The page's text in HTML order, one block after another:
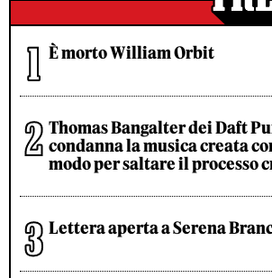
È morto William Orbit
Thomas Bangalter dei Daft
condanna la musica creata
modo per saltare il processo
Lettera aperta a Serena